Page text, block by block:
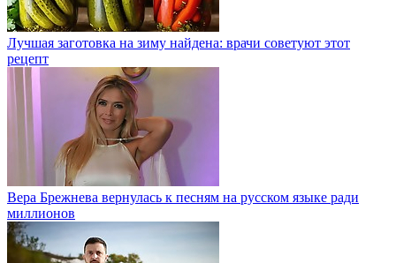
Лучшая заготовка на зиму найдена: врачи советуют этот
рецепт
Вера Брежнева вернулась к песням на русском языке ради
миллионов